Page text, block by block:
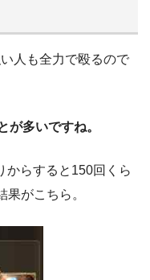
人も全力で殴るので
が多いですね。
からすると150回くら
がこちら。